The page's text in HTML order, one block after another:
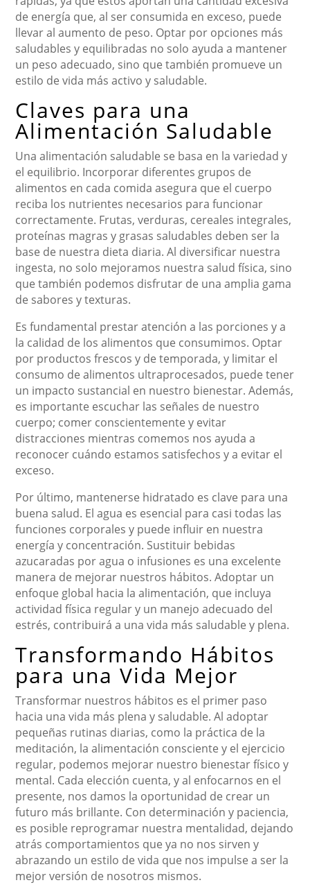
de energía que, al ser consumida en exceso, puede
llevar al aumento de peso. Optar por opciones más
saludables y equilibradas no solo ayuda a mantener
un peso adecuado, sino que también promueve un
estilo de vida más activo y saludable.
Claves para una
Alimentación Saludable
Una alimentación saludable se basa en la variedad y
el equilibrio. Incorporar diferentes grupos de
alimentos en cada comida asegura que el cuerpo
reciba los nutrientes necesarios para funcionar
correctamente. Frutas, verduras, cereales integrales,
proteínas magras y grasas saludables deben ser la
base de nuestra dieta diaria. Al diversificar nuestra
ingesta, no solo mejoramos nuestra salud física, sino
que también podemos disfrutar de una amplia gama
de sabores y texturas.
Es fundamental prestar atención a las porciones y a
la calidad de los alimentos que consumimos. Optar
por productos frescos y de temporada, y limitar el
consumo de alimentos ultraprocesados, puede tener
un impacto sustancial en nuestro bienestar. Además,
es importante escuchar las señales de nuestro
cuerpo; comer conscientemente y evitar
distracciones mientras comemos nos ayuda a
reconocer cuándo estamos satisfechos y a evitar el
exceso.
Por último, mantenerse hidratado es clave para una
buena salud. El agua es esencial para casi todas las
funciones corporales y puede influir en nuestra
energía y concentración. Sustituir bebidas
azucaradas por agua o infusiones es una excelente
manera de mejorar nuestros hábitos. Adoptar un
enfoque global hacia la alimentación, que incluya
actividad física regular y un manejo adecuado del
estrés, contribuirá a una vida más saludable y plena.
Transformando Hábitos
para una Vida Mejor
Transformar nuestros hábitos es el primer paso
hacia una vida más plena y saludable. Al adoptar
pequeñas rutinas diarias, como la práctica de la
meditación, la alimentación consciente y el ejercicio
regular, podemos mejorar nuestro bienestar físico y
mental. Cada elección cuenta, y al enfocarnos en el
presente, nos damos la oportunidad de crear un
futuro más brillante. Con determinación y paciencia,
es posible reprogramar nuestra mentalidad, dejando
atrás comportamientos que ya no nos sirven y
abrazando un estilo de vida que nos impulse a ser la
mejor versión de nosotros mismos.